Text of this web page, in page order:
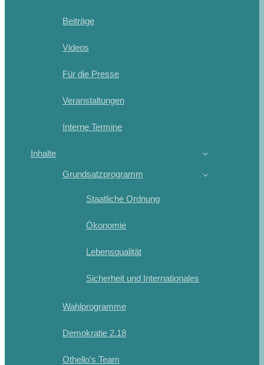
Beiträge
Videos
Für die Presse
Veranstaltungen
Interne Termine
Inhalte
Grundsatzprogramm
Staatliche Ordnung
Ökonomie
Lebensqualität
Sicherheit und Internationales
Wahlprogramme
Demokratie 2.18
Othello’s Team